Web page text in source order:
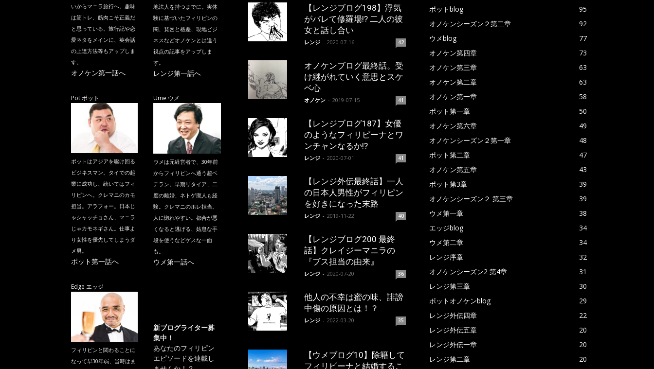
いからマニラ旅行へ。趣味
は筋トレ、筋肉こそ正義だ
と思っている。旅行記や恋
愛ネタをメインに、英会話
の上達方法等もアップしま
す。
オノケン第一話へ
地法人を持つまでに。実体
験に基づいたフィリピンの
闇、貧困と格差、現地ビジ
ネスなどオノケンとは違う
視点の記事をアップしま
す。
レンジ第一話へ
Pot ポット
ポットはアジアを駆け回る
ビジネスマン。タイでの起
業に成功し、続いてはフィ
リピンへ。クレマニのカモ
担当。アラフォー。日本じ
ゃシャッチョさん、マニラ
じゃカモネギさん。仕事よ
り女性を優先してしまうダ
メ男。
ポット第一話へ
Ume ウメ
ウメは元経営者で、30年前
からフィリピンへ通う超ベ
テラン。早期リタイア、二
度の離婚、ネトゲ廃人も経
験。クレマニのホレ担当。
人に惚れやすい。都合が悪
くなると逃げる、姑息な手
段を使うなどゲスな一面
も。
ウメ第一話へ
Edge エッジ
フィリピンと関わることに
なって早30年弱、当時はま
新ブログライター募
集中！
あなたのフィリピン
エピソードを連載し
【レンジブログ198】浮気
がバレて修羅場!? 二人の彼
女と話し合い
レンジ - 2020-07-16 42
オノケンブログ最終話。受
け継がれていく意思とスケ
ベ心
オノケン - 2019-07-15 41
【レンジブログ187】女優
のようなフィリピーナとワ
ンチャンなるか!?
レンジ - 2020-07-01 41
【レンジ外伝最終話】一人
の日本人男性がフィリピン
を好きになった末路
レンジ - 2019-11-22 40
【レンジブログ200 最終
話】クレイジーマニラの
『ブス担当の由来』
レンジ - 2020-07-20 36
他人の不幸は蜜の味、誹謗
中傷の原因とは！？
レンジ - 2022-03-20 35
【ウメブログ10】除籍して
フィリピーナと結婚するこ
ポットblog
95
オノケンシーズン２第二章
92
ウメblog
77
オノケン第四章
73
オノケン第三章
63
オノケン第二章
63
オノケン第一章
58
ポット第一章
50
オノケン第六章
49
オノケンシーズン２第一章
48
ポット第二章
47
オノケン第五章
43
ポット第3章
39
オノケンシーズン２ 第三章
39
ウメ第一章
38
エッジblog
34
ウメ第二章
34
レンジ序章
32
オノケンシーズン2 第4章
31
レンジ第三章
30
ポットオノケンblog
29
レンジ外伝四章
22
レンジ外伝五章
20
レンジ外伝一章
20
レンジ第二章
20